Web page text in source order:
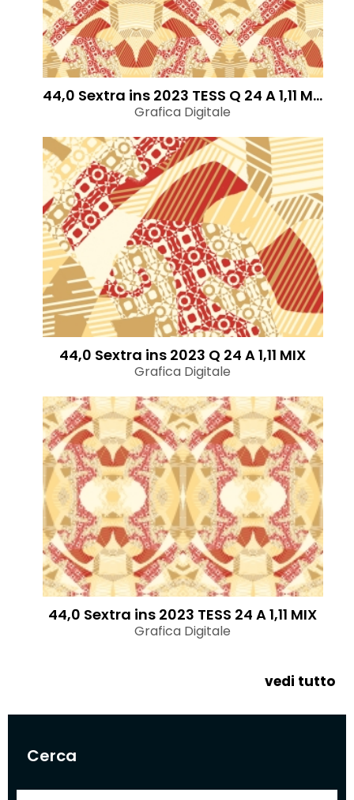
Cerca
44,0 Sextra ins 2023 TESS Q 24 A 1,11 MIX
Grafica Digitale
44,0 Sextra ins 2023 Q 24 A 1,11 MIX
Grafica Digitale
44,0 Sextra ins 2023 TESS 24 A 1,11 MIX
Grafica Digitale
vedi tutto